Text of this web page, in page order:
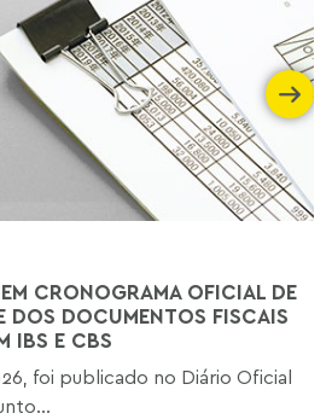
CRONOGRAMA OFICIAL DE
DOS DOCUMENTOS FISCAIS
IBS E CBS
foi publicado no Diário Oficial